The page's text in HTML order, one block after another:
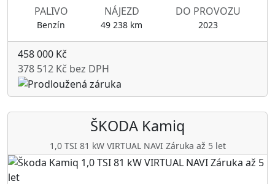
PALIVO
Benzín
NÁJEZD
49 238 km
DO PROVOZU
2023
458 000 Kč
378 512 Kč bez DPH
ŠKODA Kamiq
1,0 TSI 81 kW VIRTUAL NAVI Záruka až 5 let